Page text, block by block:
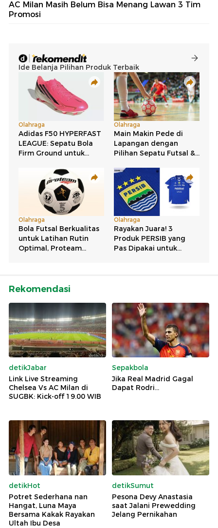
AC Milan Masih Belum Bisa Menang Lawan 3 Tim
Promosi
Rekomendasi
detikJabar
Link Live Streaming
Chelsea Vs AC Milan di
SUGBK: Kick-off 19.00 WIB
Sepakbola
Jika Real Madrid Gagal
Dapat Rodri...
detikHot
Potret Sederhana nan
Hangat, Luna Maya
Bersama Kakak Rayakan
Ultah Ibu Desa
detikSumut
Pesona Devy Anastasia
saat Jalani Prewedding
Jelang Pernikahan